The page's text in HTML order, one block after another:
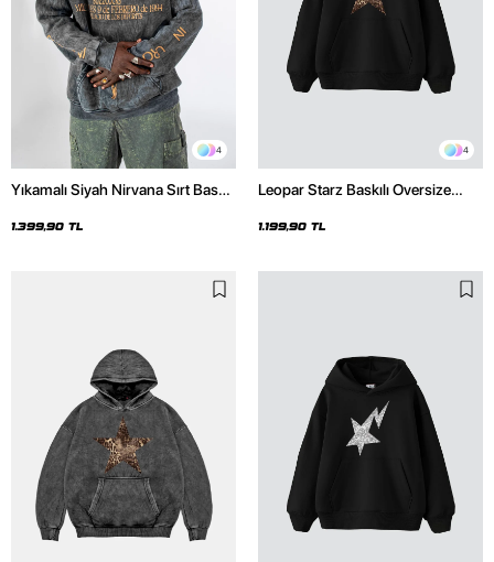
4
Yıkamalı Siyah Nirvana Sırt Baskılı
1.399,90 TL
4
Leopar Starz Baskılı Oversize
1.199,90 TL